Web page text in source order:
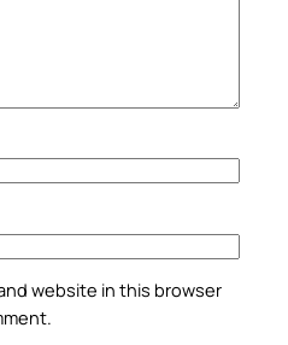
website in this browser